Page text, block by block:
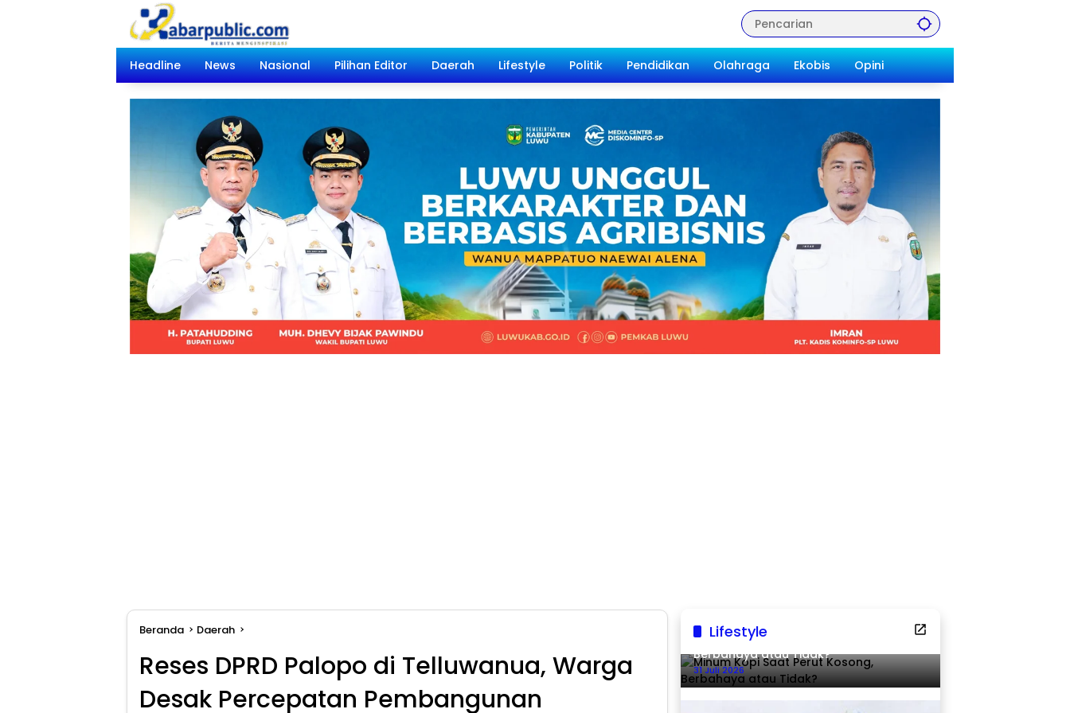
Headline
News Nasional Pilihan Editor Daerah Lifestyle Politik Pendidikan Olahraga Ekobis Opini
Beranda Daerah
Reses DPRD Palopo di Telluwanua, Warga
Desak Percepatan Pembangunan
Lifestyle
Minum Kopi Saat Perut Kosong,
Berbahaya atau Tidak?
31 Juli 2026